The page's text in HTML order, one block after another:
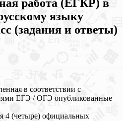
работа (ЕГКР) в
языку
(задания и ответы)
в соответствии с
ЕГЭ / ОГЭ опубликованные
4 (четыре) официальных